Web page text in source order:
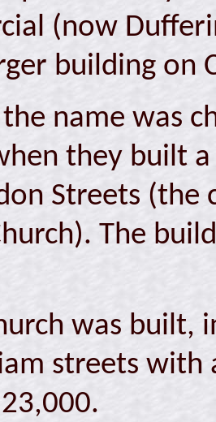
(now
building on
name was
they built
Streets (the
The
was built,
streets with